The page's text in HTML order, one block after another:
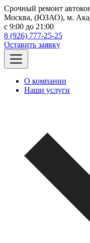
Срочный ремонт
Москва, (ЮЗАО), м.
c 9:00 до 21:00
8 (926) 777-25-25
Оставить заявку
О компании
Наши услуги